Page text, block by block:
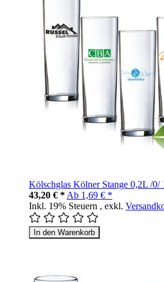
Kölschglas Kölner Stange 0,2L /0/
43,20 € * Ab 1,69 € *
Inkl. 19% Steuern , exkl.
In den Warenkorb